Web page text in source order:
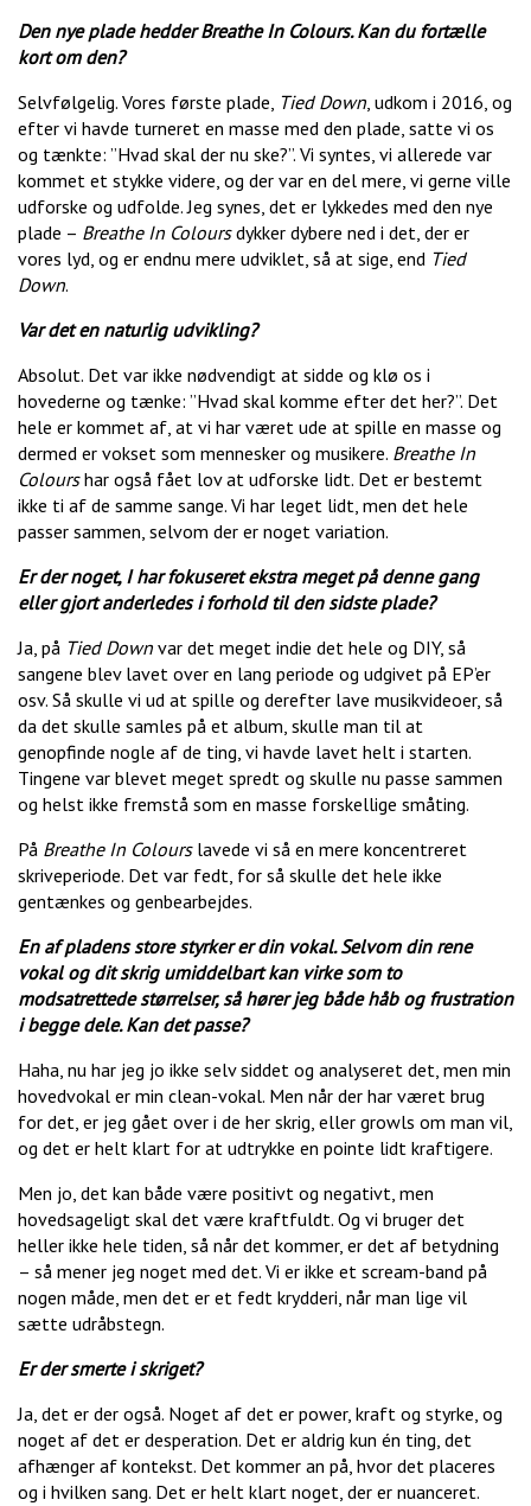
Den nye plade hedder Breathe In Colours. Kan du fortælle
kort om den?
Selvfølgelig. Vores første plade, Tied Down, udkom i 2016, og
efter vi havde turneret en masse med den plade, satte vi os
og tænkte: ”Hvad skal der nu ske?”. Vi syntes, vi allerede var
kommet et stykke videre, og der var en del mere, vi gerne ville
udforske og udfolde. Jeg synes, det er lykkedes med den nye
plade – Breathe In Coloursdykker dybere ned i det, der er
vores lyd, og er endnu mere udviklet, så at sige, end Tied
Down.
Var det en naturlig udvikling?
Absolut. Det var ikke nødvendigt at sidde og klø os i
hovederne og tænke: ”Hvad skal komme efter det her?”. Det
hele er kommet af, at vi har været ude at spille en masse og
dermed er vokset som mennesker og musikere. Breathe In
Colourshar også fået lov at udforske lidt. Det er bestemt
ikke ti af de samme sange. Vi har leget lidt, men det hele
passer sammen, selvom der er noget variation.
Er der noget, I har fokuseret ekstra meget på denne gang
eller gjort anderledes i forhold til den sidste plade?
Ja, på Tied Down var det meget indie det hele og DIY, så
sangene blev lavet over en lang periode og udgivet på EP’er
osv. Så skulle vi ud at spille og derefter lave musikvideoer, så
da det skulle samles på et album, skulle man til at
genopfinde nogle af de ting, vi havde lavet helt i starten.
Tingene var blevet meget spredt og skulle nu passe sammen
og helst ikke fremstå som en masse forskellige småting.
På Breathe In Colourslavede vi så en mere koncentreret
skriveperiode. Det var fedt, for så skulle det hele ikke
gentænkes og genbearbejdes.
En af pladens store styrker er din vokal. Selvom din rene
vokal og dit skrig umiddelbart kan virke som to
modsatrettede størrelser, så hører jeg både håb og frustration
i begge dele. Kan det passe?
Haha, nu har jeg jo ikke selv siddet og analyseret det, men min
hovedvokal er min clean-vokal. Men når der har været brug
for det, er jeg gået over i de her skrig, eller growls om man vil,
og det er helt klart for at udtrykke en pointe lidt kraftigere.
Men jo, det kan både være positivt og negativt, men
hovedsageligt skal det være kraftfuldt. Og vi bruger det
heller ikke hele tiden, så når det kommer, er det af betydning
– så mener jeg noget med det. Vi er ikke et scream-band på
nogen måde, men det er et fedt krydderi, når man lige vil
sætte udråbstegn.
Er der smerte i skriget?
Ja, det er der også. Noget af det er power, kraft og styrke, og
noget af det er desperation. Det er aldrig kun én ting, det
afhænger af kontekst. Det kommer an på, hvor det placeres
og i hvilken sang. Det er helt klart noget, der er nuanceret.